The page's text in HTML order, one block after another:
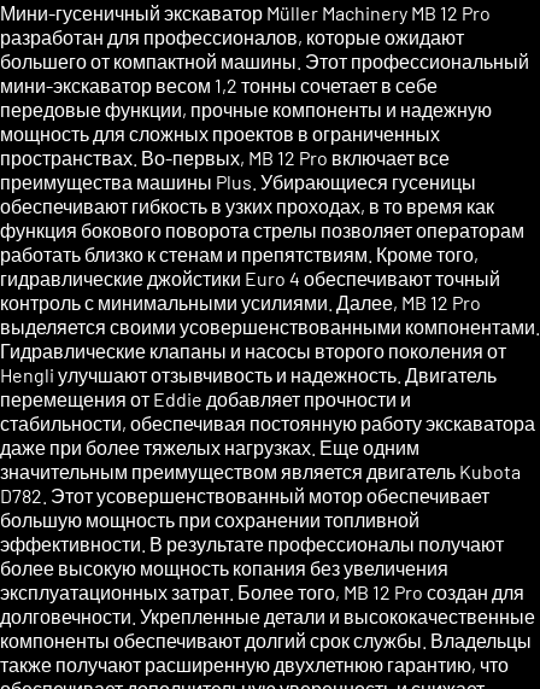
Мини-гусеничный экскаватор Müller Machinery MB 12 Pro
разработан для профессионалов, которые ожидают
большего от компактной машины. Этот профессиональный
мини-экскаватор весом 1,2 тонны сочетает в себе
передовые функции, прочные компоненты и надежную
мощность для сложных проектов в ограниченных
пространствах. Во-первых, MB 12 Pro включает все
преимущества машины Plus. Убирающиеся гусеницы
обеспечивают гибкость в узких проходах, в то время как
функция бокового поворота стрелы позволяет операторам
работать близко к стенам и препятствиям. Кроме того,
гидравлические джойстики Euro 4 обеспечивают точный
контроль с минимальными усилиями. Далее, MB 12 Pro
выделяется своими усовершенствованными компонентами.
Гидравлические клапаны и насосы второго поколения от
Hengli улучшают отзывчивость и надежность. Двигатель
перемещения от Eddie добавляет прочности и
стабильности, обеспечивая постоянную работу экскаватора
даже при более тяжелых нагрузках. Еще одним
значительным преимуществом является двигатель Kubota
D782. Этот усовершенствованный мотор обеспечивает
большую мощность при сохранении топливной
эффективности. В результате профессионалы получают
более высокую мощность копания без увеличения
эксплуатационных затрат. Более того, MB 12 Pro создан для
долговечности. Укрепленные детали и высококачественные
компоненты обеспечивают долгий срок службы. Владельцы
также получают расширенную двухлетнюю гарантию, что